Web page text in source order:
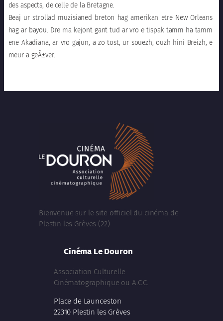
des aspects, de celle de la Bretagne.
Beaj ur strollad muzisianed breton hag amerikan etre New Orleans
hag ar bayou. Dre ma kejont gant tud ar vro e tispak tamm ha tamm
ene Akadiana, ar vro gajun, a zo tost, ur souezh, ouzh hini Breizh, e
meur a geÃ±ver.
Bienvenue sur le site officiel du cinéma de
Plestin les Grèves (22)
Cinéma Le Douron
Association Culturelle
Cinématographique ou A.C.C.
Place de Launceston
22310 Plestin les Grèves